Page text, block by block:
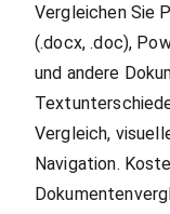
Vergleichen Sie
(.docx, .doc),
und andere
Vergleich,
Navigation.